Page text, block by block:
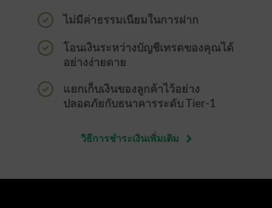
ไม่มีค่าธรรมเนียมในการฝาก
โอนเงินระหว่างบัญชีเทรดของคุณได้
อย่างง่ายดาย
แยกเก็บเงินของลูกค้าไว้อย่าง
ปลอดภัยกับธนาคารระดับ Tier-1
วิธีการชำระเงินเพิ่มเติม